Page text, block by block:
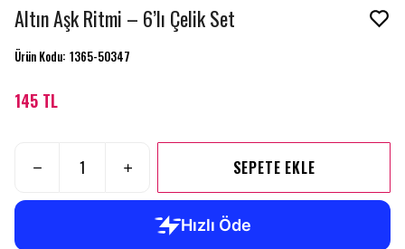
Altın Aşk Ritmi – 6’lı Çelik Set
Ürün Kodu: 1365-50347
145 TL
SEPETE EKLE